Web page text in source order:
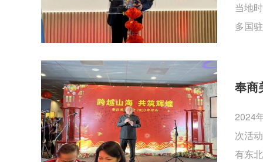
当地
多国
奉商
2024
次活
有东